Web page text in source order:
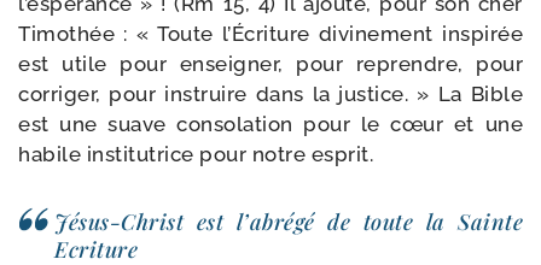
Timothée : « Toute l’Écriture divi­ne­ment ins­pi­rée
est utile pour ensei­gner, pour reprendre, pour
cor­ri­ger, pour ins­truire dans la jus­tice. » La Bible
est une suave conso­la­tion pour le cœur et une
habile ins­ti­tu­trice pour notre esprit.
Jésus-​Christ est l’a­bré­gé de toute la Sainte
Ecriture